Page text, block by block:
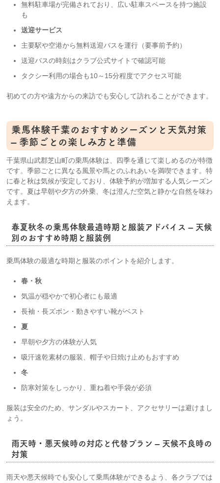
無料駐車場が完備されており、広い駐車スペースを持つ施設
も
送迎サービス
主要駅や空港から無料送迎バスを運行（要事前予約）
送迎バスの時刻はクラブ公式サイトで確認可能
タクシー利用の場合も10～15分程度でアクセス可能
初めての方や遠方からの来訪でも安心して訪れることができます。
乗馬体験千葉のおすすめシーズンと天気対策
– 季節ごとの楽しみ方と準備
千葉県山武郡芝山町の乗馬体験は、四季を通じて楽しめるのが特徴
です。季節ごとに異なる風景や馬とのふれあいを満喫できます。特
に春と秋は気候が安定しており、体験予約が増加する人気シーズン
です。夏は早朝や夕方の外乗、冬は澄んだ空気と静かな自然を味わ
えます。
春夏秋冬の乗馬体験最適時期と服装アドバイス – 天候
別のおすすめ時期と服装例
乗馬体験の最適な時期と服装のポイントを紹介します。
春・秋
気温が穏やかで初心者にも最適
長袖・長ズボン・動きやすい靴がベスト
夏
早朝や夕方の体験が人気
吸汗速乾素材の服装、帽子や日焼け止めもおすすめ
冬
防寒対策をしっかり、重ね着や手袋が必須
服装は安全のため、サンダルやスカート、アクセサリーは避けまし
ょう。
雨天時・悪天候時の対応と代替プラン – 天候不良時の
対策
雨天や悪天候時でも安心して乗馬体験ができるよう、各クラブでは